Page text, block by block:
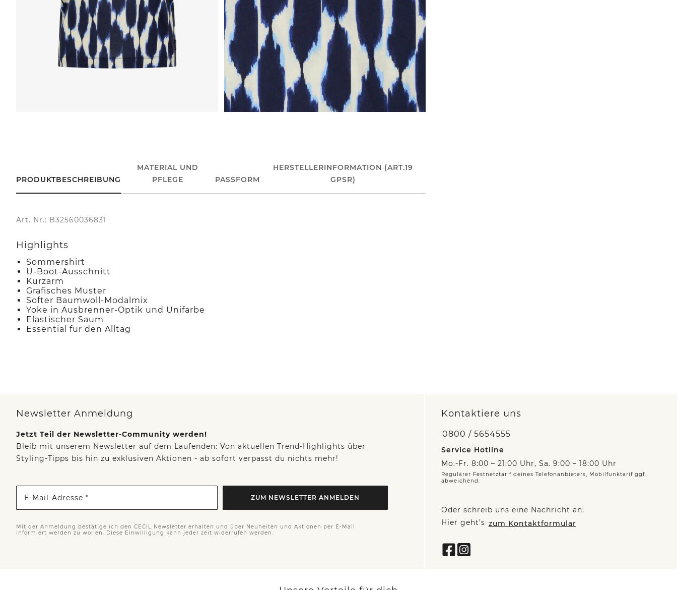
PRODUKTBESCHREIBUNG
MATERIAL UND
PFLEGE
PASSFORM
HERSTELLERINFORMATION (ART.19
GPSR)
Art. Nr.: B32560036831
Highlights
Sommershirt
U-Boot-Ausschnitt
Kurzarm
Grafisches Muster
Softer Baumwoll-Modalmix
Yoke in Ausbrenner-Optik und Unifarbe
Elastischer Saum
Essential für den Alltag
Newsletter Anmeldung
Jetzt Teil der Newsletter-Community werden!
Bleib mit unserem Newsletter auf dem Laufenden: Von aktuellen Trend-Highlights über
Styling-Tipps bis hin zu exklusiven Aktionen - ab sofort verpasst du nichts mehr!
E-Mail-Adresse * ZUM NEWSLETTER ANMELDEN
Mit der Anmeldung bestätige ich den CECIL Newsletter erhalten und über Neuheiten und Aktionen per E-Mail
informiert werden zu wollen. Diese Einwilligung kann jeder zeit widerrufen werden.
Kontaktiere uns
0800 / 5654555
Service Hotline
Mo.-Fr. 8:00 – 21:00 Uhr, Sa. 9:00 – 18:00 Uhr
Regulärer Festnetztarif deines Telefonanbieters, Mobilfunktarif ggf.
abweichend.
Oder schreib uns eine Nachricht an:
Hier geht’s zum Kontaktformular